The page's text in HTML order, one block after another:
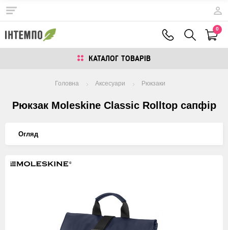
0
КАТАЛОГ ТОВАРIВ
Головна Аксесуари Рюкзаки
Рюкзак Moleskine Classic Rolltop сапфір
Огляд
Изображения